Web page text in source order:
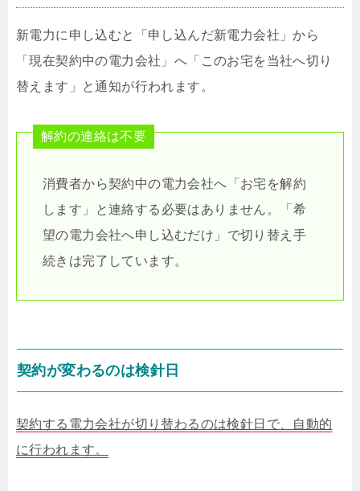
新電力に申し込むと「申し込んだ新電力会社」から
「現在契約中の電力会社」へ「このお宅を当社へ切り
替えます」と通知が行われます。
解約の連絡は不要
消費者から契約中の電力会社へ「お宅を解約
します」と連絡する必要はありません。「希
望の電力会社へ申し込むだけ」で切り替え手
続きは完了しています。
契約が変わるのは検針日
契約する電力会社が切り替わるのは検針日で、自動的
に行われます。